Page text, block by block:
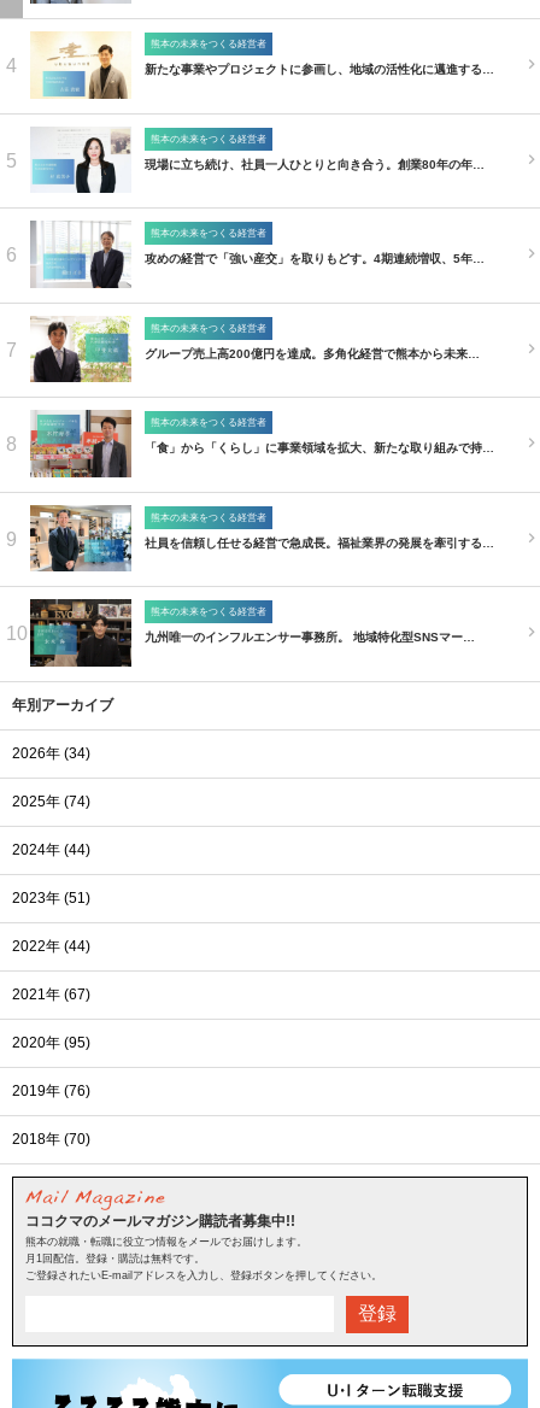
4
熊本の未来をつくる経営者
新たな事業やプロジェクトに参画し、地域の活性化に邁進する…
5
熊本の未来をつくる経営者
現場に立ち続け、社員一人ひとりと向き合う。創業80年の年…
6
熊本の未来をつくる経営者
攻めの経営で「強い産交」を取りもどす。4期連続増収、5年…
7
熊本の未来をつくる経営者
グループ売上高200億円を達成。多角化経営で熊本から未来…
8
熊本の未来をつくる経営者
「食」から「くらし」に事業領域を拡大、新たな取り組みで持…
9
熊本の未来をつくる経営者
社員を信頼し任せる経営で急成長。福祉業界の発展を牽引する…
10
熊本の未来をつくる経営者
九州唯一のインフルエンサー事務所。 地域特化型SNSマー…
年別アーカイブ
2026年 (34)
2025年 (74)
2024年 (44)
2023年 (51)
2022年 (44)
2021年 (67)
2020年 (95)
2019年 (76)
2018年 (70)
ココクマのメールマガジン購読者募集中!!
熊本の就職・転職に役立つ情報をメールでお届けします。
月1回配信。登録・購読は無料です。
ご登録されたいE-mailアドレスを入力し、登録ボタンを押してください。
登録